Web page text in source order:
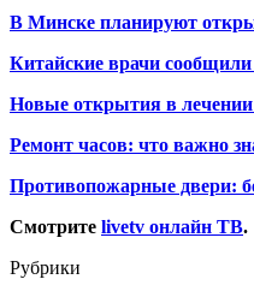
В Минске планируют
Китайские врачи сообщили
Новые открытия в лечении
Ремонт часов: что важно
Противопожарные двери:
Смотрите livetv онлайн ТВ.
Рубрики